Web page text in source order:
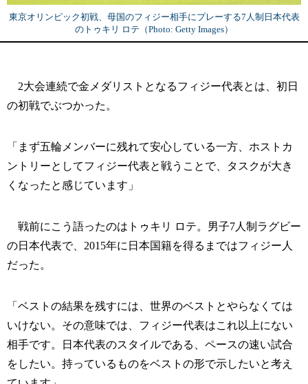
東京オリンピック初戦、母国のフィジー相手にプレーする7人制日本代表
のトゥキリ ロテ（Photo: Getty Images）
2大会連続で金メダリストとなるフィジー代表とは、初日
の初戦でぶつかった。
「まず五輪メンバーに残れて安心している一方、ホストカ
ントリーとしてフィジー代表と戦うことで、タスクが大き
くなったと感じています」
戦前にこう語ったのはトゥキリ ロテ。男子7人制ラグビー
の日本代表で、2015年に日本国籍を得るまではフィジー人
だった。
「ベストの結果を残すには、世界のベストとやらなくては
いけない。その意味では、フィジー代表はこれ以上にない
相手です。日本代表のスタイルである、ペースの速い試合
をしたい。持っているものをベストの形で示したいと考え